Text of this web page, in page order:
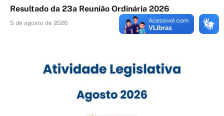
Resultado da 23a Reunião Ordinária 2026
5 de agosto de 2026